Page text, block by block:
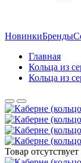
НовинкиБренды
Главная
Кольца из
Кольца из
Товар отсутствует